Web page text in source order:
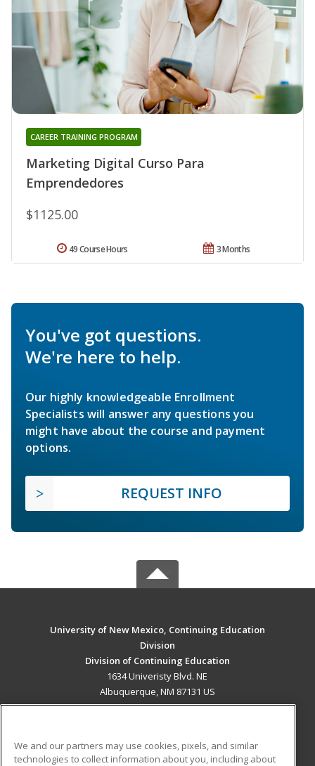
Marketing Digital Curso Para
Emprendedores
CAREER TRAINING PROGRAM
$1125.00
3 Months
49 Course Hours
You've got questions.
We're here to help.
Our highly knowledgeable Enrollment
Specialists will answer any questions you
might have about the course and payment
options.
REQUEST INFO
University of New Mexico, Continuing Education
Division
Division of Continuing Education
1634 Univeristy Blvd. NE
Albuquerque, NM 87131 US
We and our partners may use cookies, pixels, and similar
technologies to collect information about you, including about